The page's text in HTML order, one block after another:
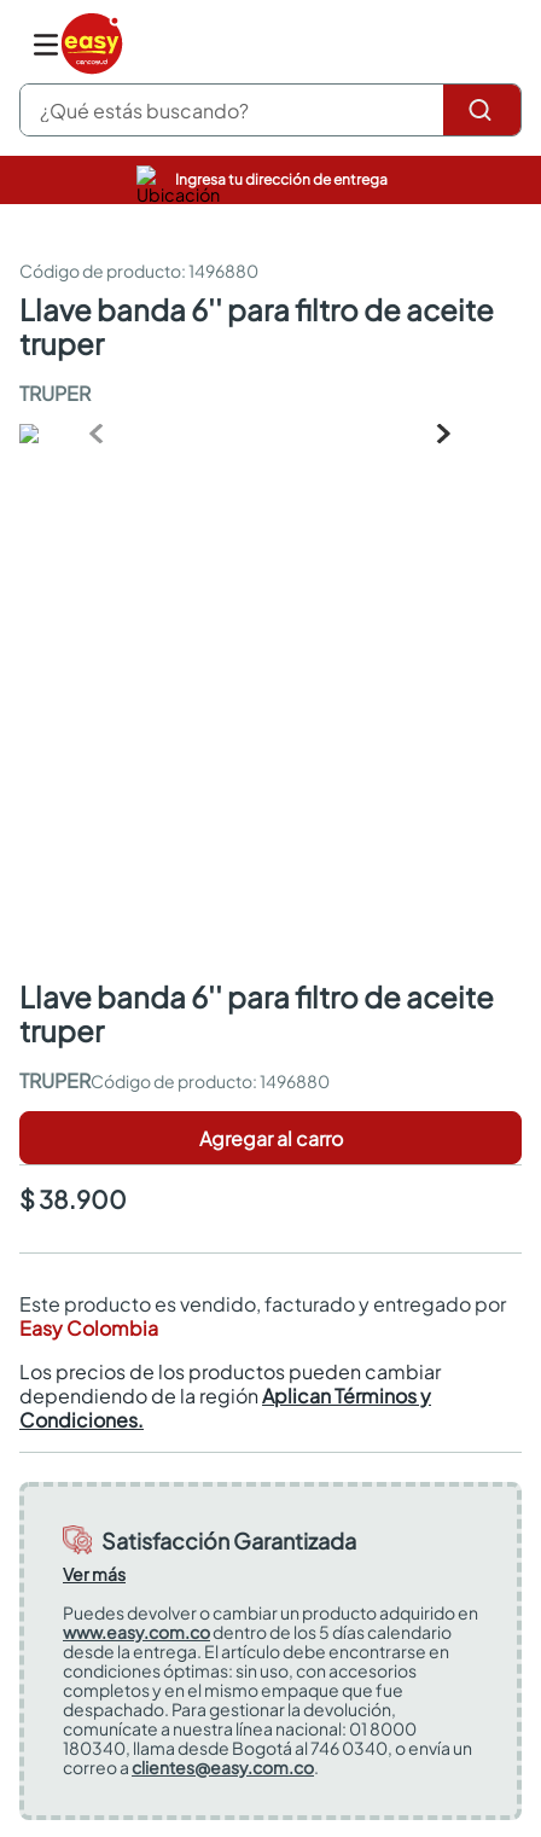
¿Qué estás buscando?
Ingresa tu dirección de entrega
:1496880
llave banda 6'' para filtro de aceite
truper
TRUPER
llave banda 6'' para filtro de aceite
truper
TRUPER :1496880
Agregar al carro
$ 38.900
Este producto es vendido, facturado y entregado por
Easy Colombia
Los precios de los productos pueden cambiar
dependiendo de la regiónAplican Términos y
Condiciones.
Satisfacción Garantizada
Ver más
Puedes devolver o cambiar un producto adquirido en
www.easy.com.codentro de los 5 días calendario
desde la entrega. El artículo debe encontrarse en
condiciones óptimas: sin uso, con accesorios
completos y en el mismo empaque que fue
despachado. Para gestionar la devolución,
comunícate a nuestra línea nacional: 01 8000
180340, llama desde Bogotá al 746 0340, o envía un
correo aclientes@easy.com.co.
pinturas
sanitarios
comedor
escritorio
armarios closet
comedores